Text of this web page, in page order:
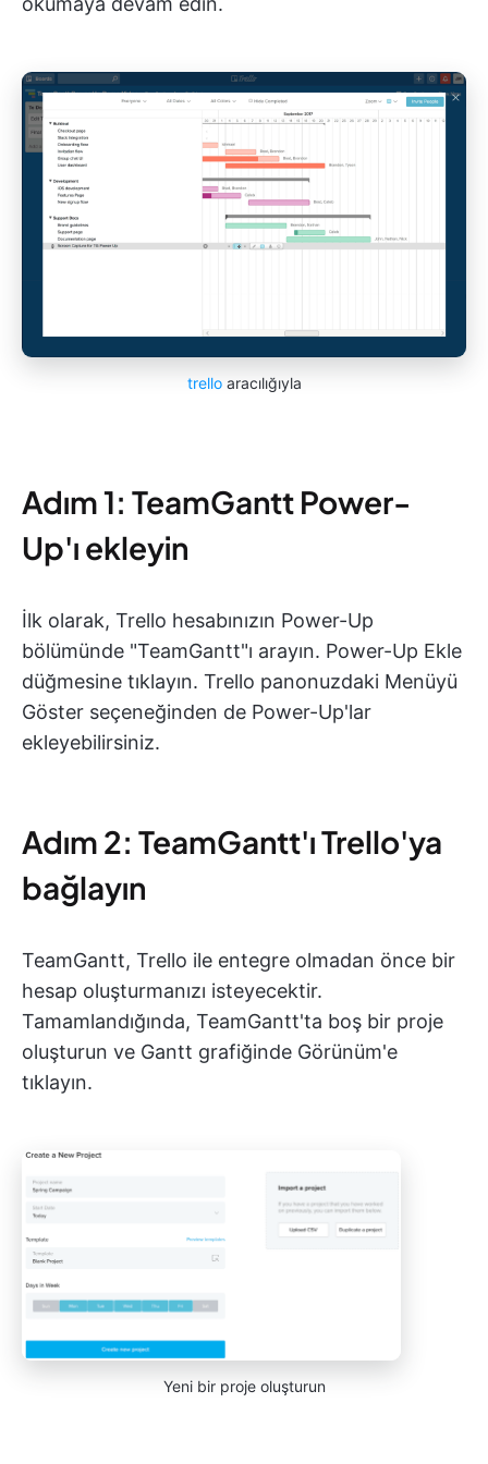
trelloaracılığıyla
Adım 1: TeamGantt Power-
Up'ı ekleyin
İlk olarak, Trello hesabınızın Power-Up
bölümünde "TeamGantt"ı arayın. Power-Up Ekle
düğmesine tıklayın. Trello panonuzdaki Menüyü
Göster seçeneğinden de Power-Up'lar
ekleyebilirsiniz.
Adım 2: TeamGantt'ı Trello'ya
bağlayın
TeamGantt, Trello ile entegre olmadan önce bir
hesap oluşturmanızı isteyecektir.
Tamamlandığında, TeamGantt'ta boş bir proje
oluşturun ve Gantt grafiğinde Görünüm'e
tıklayın.
Yeni bir proje oluşturun